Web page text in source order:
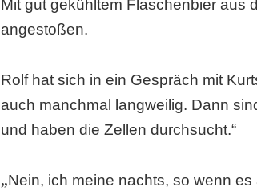
Mit gut gekühltem Flaschenbier aus
angestoßen.
Rolf hat sich in ein Gespräch mit
auch manchmal langweilig. Dann
und haben die Zellen durchsucht.“
„Nein, ich meine nachts, so wenn